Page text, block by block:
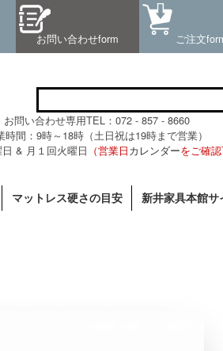
お問い合わせform ご注文
お問い合わせ専用TEL：072 - 857 - 8660
時間：9時～18時（土日祝は19時まで営業）
& 月１回火曜日 （営業日カレンダーをご確認
マットレス硬さの目安 新井家具本館サ